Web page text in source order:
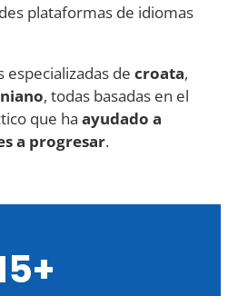
plataformas de idiomas
especializadas de croata,
, todas basadas en el
que ha ayudado a
a progresar.